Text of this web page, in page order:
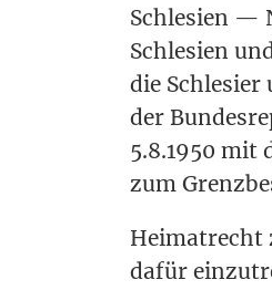
Schle­si­en —
Schle­si­en
die
der
5.8.1950 mit
zum
Hei­mat­recht
dafür